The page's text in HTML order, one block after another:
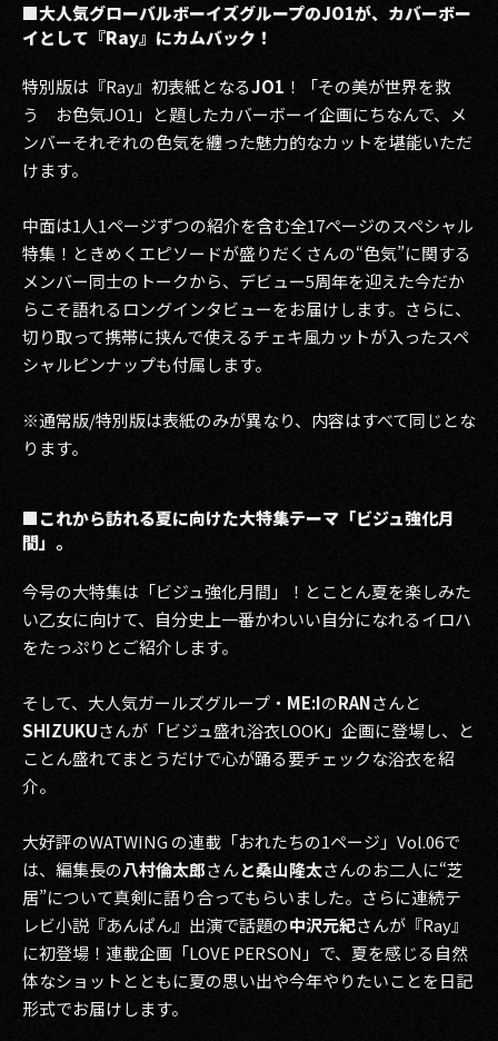
■大人気グローバルボーイズグループのJO1が、カバーボー
イとして『Ray』にカムバック！
特別版は『Ray』初表紙となるJO1 ！「その美が世界を救
う お色気JO1」と題したカバーボーイ企画にちなんで、メ
ンバーそれぞれの色気を纏った魅力的なカットを堪能いただ
けます。
中面は1人1ページずつの紹介を含む全17ページのスペシャル
特集！ときめくエピソードが盛りだくさんの“色気”に関する
メンバー同士のトークから、デビュー5周年を迎えた今だか
らこそ語れるロングインタビューをお届けします。さらに、
切り取って携帯に挟んで使えるチェキ風カットが入ったスペ
シャルピンナップも付属します。
※通常版/特別版は表紙のみが異なり、内容はすべて同じとな
ります。
■これから訪れる夏に向けた大特集テーマ「ビジュ強化月
間」。
今号の大特集は「ビジュ強化月間」！とことん夏を楽しみた
い乙女に向けて、自分史上一番かわいい自分になれるイロハ
をたっぷりとご紹介します。
そして、大人気ガールズグループ・ ME:IのRANさんと
SHIZUKUさんが「ビジュ盛れ浴衣LOOK」企画に登場し、と
ことん盛れてまとうだけで心が踊る要チェックな浴衣を紹
介。
大好評のWATWING の連載「おれたちの1ページ」Vol.06で
は、編集長の八村倫太郎さんと桑山隆太さんのお二人に“芝
居”について真剣に語り合ってもらいました。さらに連続テ
レビ小説『あんぱん』出演で話題の中沢元紀さんが『Ray』
に初登場！連載企画「LOVE PERSON」で、夏を感じる自然
体なショットとともに夏の思い出や今年やりたいことを日記
形式でお届けします。